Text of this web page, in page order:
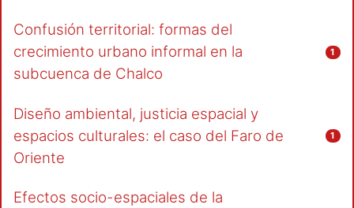
Confusión territorial: formas del
crecimiento urbano informal en la
subcuenca de Chalco
1
Diseño ambiental, justicia espacial y
espacios culturales: el caso del Faro de
Oriente
1
Efectos socio-espaciales de la